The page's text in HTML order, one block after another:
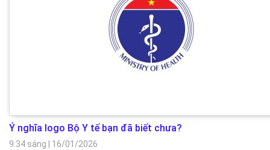
Ý nghĩa logo Bộ Y tế bạn đã biết chưa?
9:34 sáng 16/01/2026